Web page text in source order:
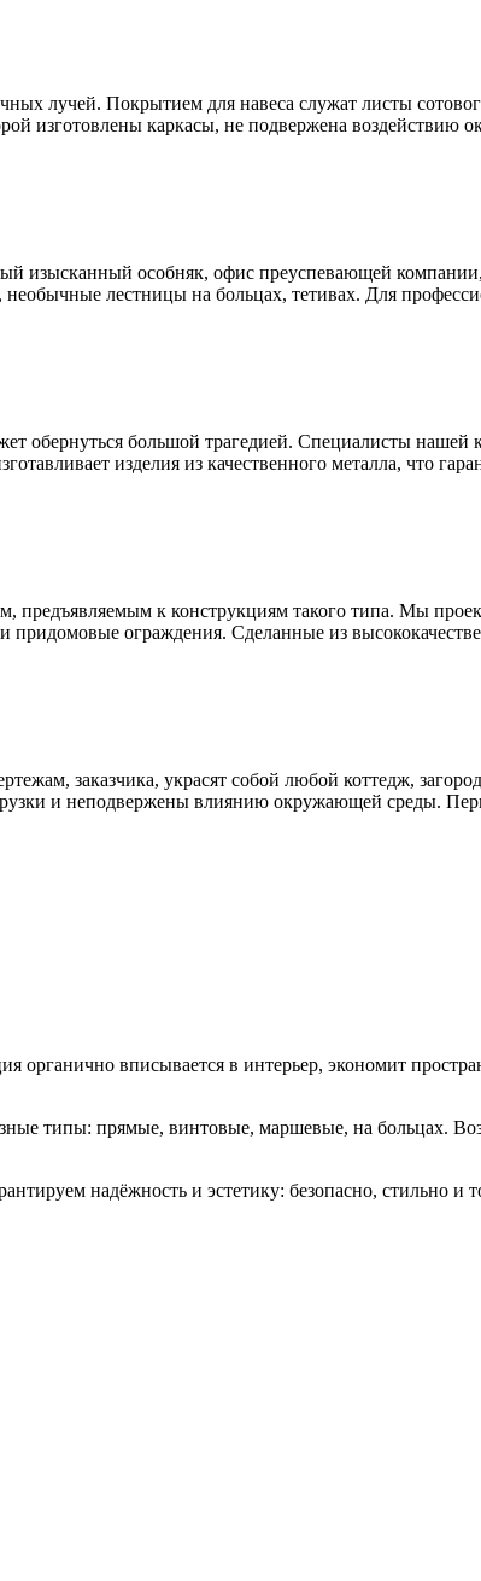
лучей. Покрытием для навеса служат листы
изготовлены каркасы, не подвержена воздействию
изысканный особняк, офис преуспевающей
лестницы на больцах, тетивах. Для
обернуться большой трагедией. Специалисты
изделия из качественного металла, что
предъявляемым к конструкциям такого типа. Мы
ограждения. Сделанные из
заказчика, украсят собой любой коттедж,
и неподвержены влиянию окружающей среды.
вписывается в интерьер, экономит
типы: прямые, винтовые, маршевые, на больцах.
надёжность и эстетику: безопасно, стильно и